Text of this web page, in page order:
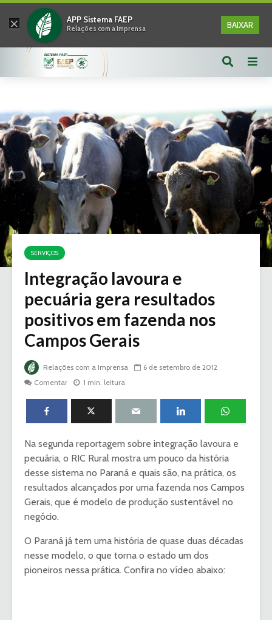
× APP Sistema FAEP
Relações com a Imprensa BAIXAR
SERVIÇOS
Integração lavoura e
pecuária gera resultados
positivos em fazenda nos
Campos Gerais
Relações com a Imprensa
6 de setembro de 2012
Comentar
1 min. leitura
Na segunda reportagem sobre integração lavoura e
pecuária, o RIC Rural mostra um pouco da história
desse sistema no Paraná e quais são, na prática, os
resultados alcançados por uma fazenda nos Campos
Gerais, que é modelo de produção sustentável no
negócio.
O Paraná já tem uma história de quase duas décadas
nesse modelo, o que torna o estado um dos
pioneiros nessa prática. Confira no vídeo abaixo: